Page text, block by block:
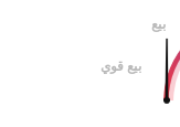
بيع
بيع قوي